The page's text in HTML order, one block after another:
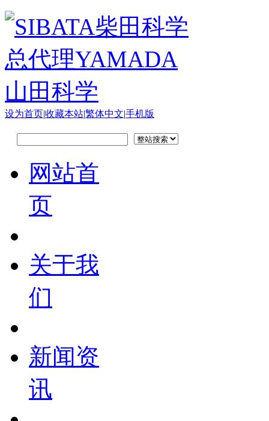
设为首页|收藏本站|繁体中文|手机版
网站首
页
关于我
们
新闻资
讯